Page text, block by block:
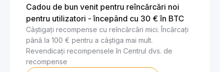
Cadou de bun venit pentru reîncărcări noi
pentru utilizatori - începând cu 30 € în BTC
Câștigați recompense cu reîncărcări mici. Încărcați
până la 100 € pentru a câștiga mai mult.
Revendicați recompensele în Centrul dvs. de
recompense